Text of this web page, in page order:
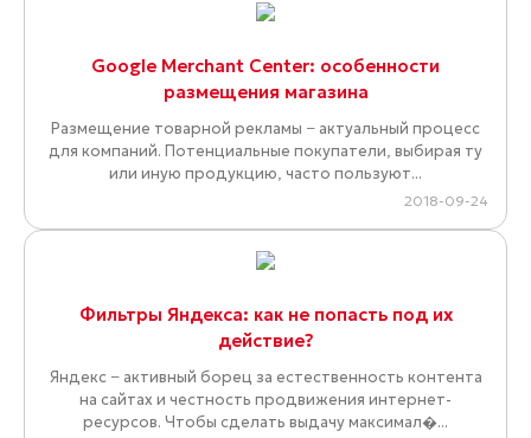
Google Merchant Center: особенности
размещения магазина
Размещение товарной рекламы − актуальный процесс
для компаний. Потенциальные покупатели, выбирая ту
или иную продукцию, часто пользуют...
2018-09-24
Фильтры Яндекса: как не попасть под их
действие?
Яндекс − активный борец за естественность контента
на сайтах и честность продвижения интернет-
ресурсов. Чтобы сделать выдачу максимал�...